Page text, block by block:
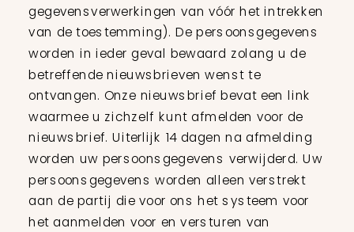
gegevensverwerkingen van vóór het intrekken
van de toestemming). De persoonsgegevens
worden in ieder geval bewaard zolang u de
betreffende nieuwsbrieven wenst te
ontvangen. Onze nieuwsbrief bevat een link
waarmee u zichzelf kunt afmelden voor de
nieuwsbrief. Uiterlijk 14 dagen na afmelding
worden uw persoonsgegevens verwijderd. Uw
persoonsgegevens worden alleen verstrekt
aan de partij die voor ons het systeem voor
het aanmelden voor en versturen van